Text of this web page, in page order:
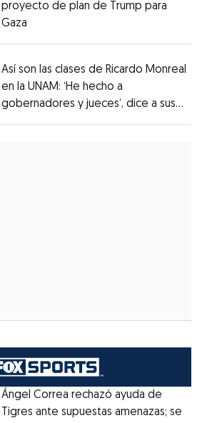
proyecto de plan de Trump para
Gaza
Así son las clases de Ricardo Monreal
en la UNAM: ‘He hecho a
gobernadores y jueces’, dice a sus
alumnos
Ángel Correa rechazó ayuda de
Tigres ante supuestas amenazas; se